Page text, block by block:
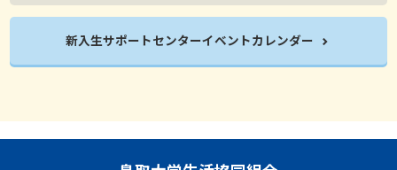
新入生サポートセンターイベントカレンダー